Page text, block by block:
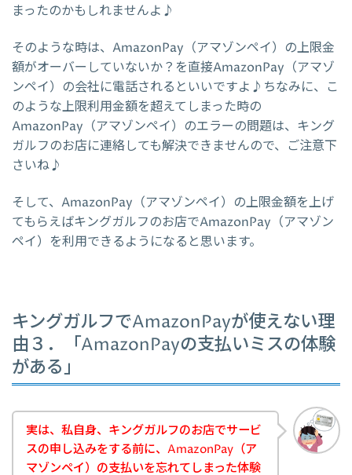
まったのかもしれませんよ♪
そのような時は、AmazonPay（アマゾンペイ）の上限金
額がオーバーしていないか？を直接AmazonPay（アマゾ
ンペイ）の会社に電話されるといいですよ♪ちなみに、こ
のような上限利用金額を超えてしまった時の
AmazonPay（アマゾンペイ）のエラーの問題は、キング
ガルフのお店に連絡しても解決できませんので、ご注意下
さいね♪
そして、AmazonPay（アマゾンペイ）の上限金額を上げ
てもらえばキングガルフのお店でAmazonPay（アマゾン
ペイ）を利用できるようになると思います。
キングガルフでAmazonPayが使えない理
由３．「AmazonPayの支払いミスの体験
がある」
実は、私自身、キングガルフのお店でサービ
スの申し込みをする前に、AmazonPay（ア
マゾンペイ）の支払いを忘れてしまった体験